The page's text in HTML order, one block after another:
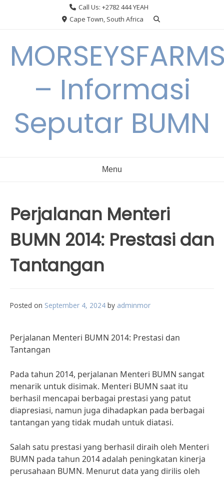
Call Us: +2782 444 YEAH
Cape Town, South Africa
– Informasi
Seputar BUMN
Menu
Perjalanan Menteri
BUMN 2014: Prestasi dan
Tantangan
Posted on September 4, 2024 by adminmor
Perjalanan Menteri BUMN 2014: Prestasi dan
Tantangan
Pada tahun 2014, perjalanan Menteri BUMN sangat
menarik untuk disimak. Menteri BUMN saat itu
berhasil mencapai berbagai prestasi yang patut
diapresiasi, namun juga dihadapkan pada berbagai
tantangan yang tidak mudah untuk diatasi.
Salah satu prestasi yang berhasil diraih oleh Menteri
BUMN pada tahun 2014 adalah peningkatan kinerja
perusahaan BUMN. Menurut data yang dirilis oleh